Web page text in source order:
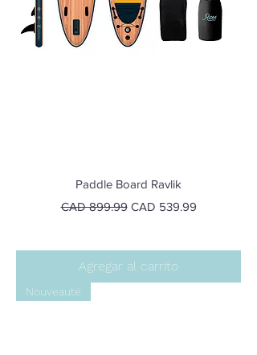
Paddle Board Ravlik
Precio
CAD 899.99 Precio de oferta
CAD 539.99
Agregar al carrito
Nouveauté